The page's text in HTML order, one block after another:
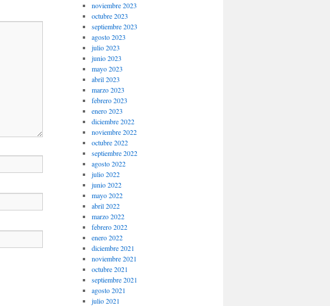
noviembre 2023
octubre 2023
septiembre 2023
agosto 2023
julio 2023
junio 2023
mayo 2023
abril 2023
marzo 2023
febrero 2023
enero 2023
diciembre 2022
noviembre 2022
octubre 2022
septiembre 2022
agosto 2022
julio 2022
junio 2022
mayo 2022
abril 2022
marzo 2022
febrero 2022
enero 2022
diciembre 2021
noviembre 2021
octubre 2021
septiembre 2021
agosto 2021
julio 2021